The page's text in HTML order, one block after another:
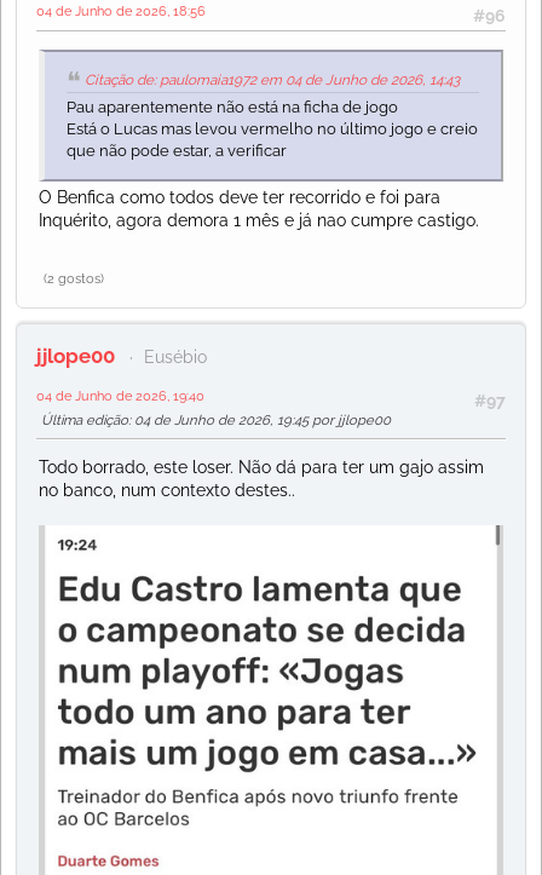
#96
04 de Junho de 2026, 18:56
Citação de: paulomaia1972 em 04 de Junho de 2026, 14:43
Pau aparentemente não está na ficha de jogo
Está o Lucas mas levou vermelho no último jogo e creio
que não pode estar, a verificar
O Benfica como todos deve ter recorrido e foi para
Inquérito, agora demora 1 mês e já nao cumpre castigo.
(2 gostos)
jjlope00 Eusébio
#97
04 de Junho de 2026, 19:40
Última edição: 04 de Junho de 2026, 19:45 por jjlope00
Todo borrado, este loser. Não dá para ter um gajo assim
no banco, num contexto destes..